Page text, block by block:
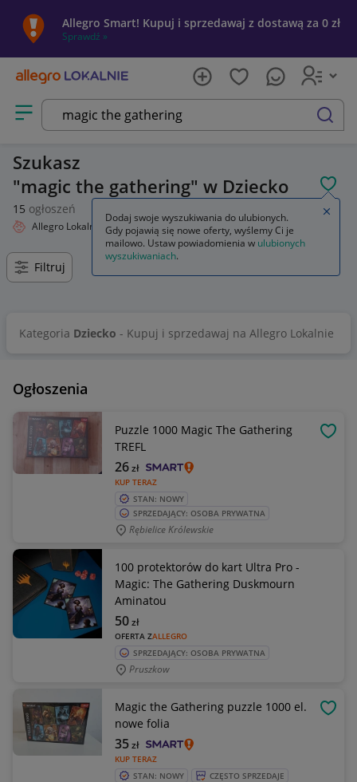
Allegro Smart! Kupuj i sprzedawaj z dostawą za 0 zł
Sprawdź »
Otwórz menu z kategoriami
szukaj
Szukasz
magic the gathering w Dziecko
15 ogłoszeń
Allegro Lokalnie Dziecko Wyniki wyszukiwania
Filtruj
Kategoria Dziecko - Kupuj i sprzedawaj na Allegro Lokalnie
Ogłoszenia
Puzzle 1000 Magic The Gathering
TREFL
KUP TERAZ
26zł
STAN: NOWY
SPRZEDAJĄCY: OSOBA PRYWATNA
Rębielice Królewskie
100 protektorów do kart Ultra Pro -
Magic: The Gathering Duskmourn
Aminatou
OFERTA ZALLEGRO
50zł
SPRZEDAJĄCY: OSOBA PRYWATNA
Pruszkow
Magic the Gathering puzzle 1000 el.
nowe folia
KUP TERAZ
35zł
STAN: NOWY
CZĘSTO SPRZEDAJE
Dodaj swoje wyszukiwania do ulubionych.
Gdy pojawią się nowe oferty, wyślemy Ci je
mailowo. Ustaw powiadomienia w ulubionych
wyszukiwaniach.